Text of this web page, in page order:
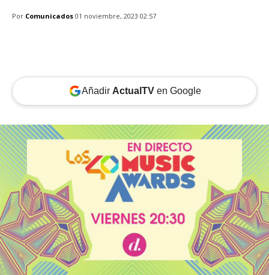
Por Comunicados 01 noviembre, 2023 02:57
Añadir ActualTVen Google